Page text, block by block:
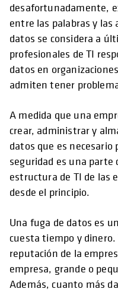
desafortunadamente,
entre las palabras y las
datos se considera a
profesionales de TI
datos en
admiten tener
A medida que una
crear, administrar y
datos que es necesario
seguridad es una parte
estructura de TI de las
desde el principio.
Una fuga de datos es
cuesta tiempo y
reputación de la
empresa, grande o
Además, cuanto más